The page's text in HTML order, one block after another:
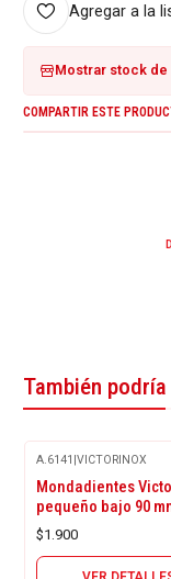
Agregar a la
Mostrar stock
COMPARTIR ESTE
También
A.6141 |VICTORINOX
Mondadientes
pequeño bajo 90
$1.900